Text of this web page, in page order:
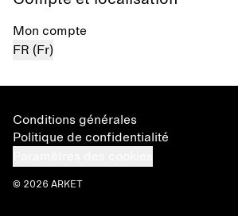
Mon compte
FR (Fr)
Conditions générales
Politique de confidentialité
© 2026 ARKET